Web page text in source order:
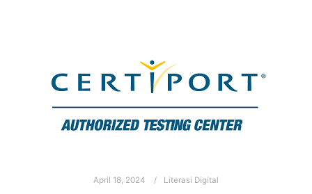
April 18, 2024 Literasi Digital